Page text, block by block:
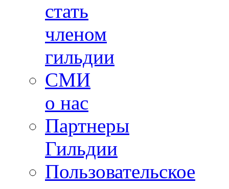
стать
членом
гильдии
СМИ
о нас
Партнеры
Гильдии
Пользовательское